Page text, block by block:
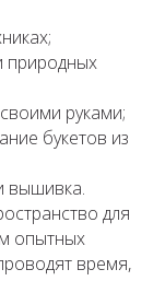
природных
руками;
букетов из
вышивка.
для
опытных
время,